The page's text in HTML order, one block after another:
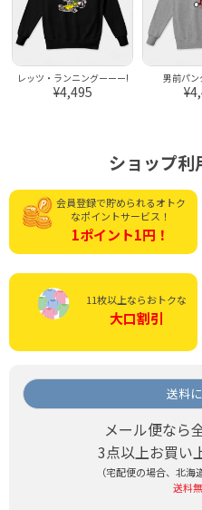
レッツ・ランニングーーー!
¥4,495
男前パン
ショップ利
会員登録で貯められるオトク
なポイントサービス！
1ポイント1円！
11枚以上ならおトクな
大口割引
送料
メール便なら
3点以上お買い
（宅配便の場合、北
送料